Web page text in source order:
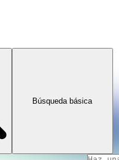
Búsqueda básica